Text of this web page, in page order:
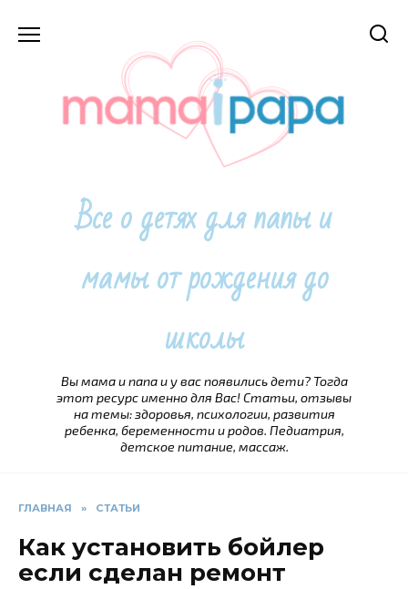
Все о детях для папы и
мамы от рождения до
школы
Вы мама и папа и у вас появились дети? Тогда
этот ресурс именно для Вас! Статьи, отзывы
на темы: здоровья, психологии, развития
ребенка, беременности и родов. Педиатрия,
детское питание, массаж.
ГЛАВНАЯ » СТАТЬИ
Как установить бойлер
если сделан ремонт